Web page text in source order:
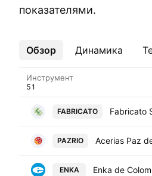
показателями.
Обзор Динамика
Ещё
Инструмент
FABRICATO Fabricato
PAZRIO Acerias Paz
ENKA Enka de